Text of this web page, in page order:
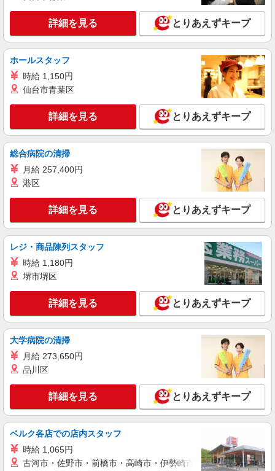
キープ 詳細を見る
ソフトバンク行橋中央店
ソフトバンクショップの携帯販売スタッフ
月給 211,000円 〜 300,000円 固定残業代:
27,000円 〜 37,000円（20時間相当） ＊固定残業
代：27,000円〜37,000円（20時間程度）基本給の
中に含む 試用期間あり 6ヶ月 ※経験・能力による
【試用期間】月給 211000 円 〜 300000 円
■ソフトバンク行橋中央店 福岡県 行橋市 南大
キープ 詳細を見る
正社員
ソフトバンクショップの携帯販売スタッフ
月給 245,800円 〜 300,800円 固定残業代:
38,100円 〜 46,600円（25時間相当） ＊時間外勤
務の有無にかかわらず固定残業代は支給されま
す。また、相当時間を超えて時間外勤務した場合
は1分単位で残業代が追加で支給されます。 試用
期間あり 4ヶ月 月給25万円以上 ※経験・能力によ
る 【試用期間】月給 245800 円 〜 300800 円
■ソフトバンク行橋店 福岡県 行橋市 西宮市2
詳細を見る
アルバイト パート
ケーズデンキ行橋店
【平日・土】時給1,249円 〜1,409円 【日・
祝】 時給1,349円 〜1,509円 ※経験・能力に応じ
当（１分単位で別途全額支給） ■昇給・昇格制度
あり（年度契約更新時） □賞与あり（年２回） ※
全て当社規定あり
福岡県行橋市南大橋6丁目9番1号
キープ 詳細を見る
アルバイト パート
ケーズデンキ行橋店
販売スタッフ
詳細を見る とりあえずキープ
ホールスタッフ
時給 1,150円
仙台市青葉区
詳細を見る とりあえずキープ
総合病院の清掃
月給 257,400円
港区
詳細を見る とりあえずキープ
レジ・商品陳列スタッフ
時給 1,180円
堺市堺区
詳細を見る とりあえずキープ
大学病院の清掃
月給 273,650円
品川区
詳細を見る とりあえずキープ
ベルク各店での店内スタッフ
時給 1,065円
古河市・佐野市・前橋市・高崎市・伊勢崎市・太田市・館林市